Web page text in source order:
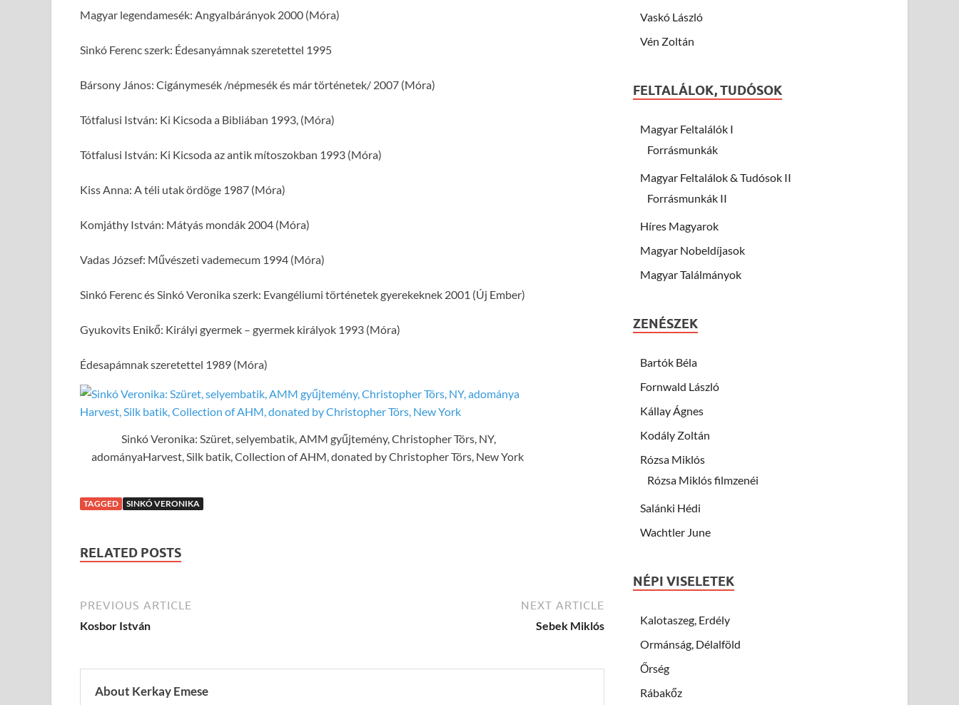
Magyar legendamesék: Angyalbárányok 2000 (Móra)
Sinkó Ferenc szerk: Édesanyámnak szeretettel 1995
Bársony János: Cigánymesék /népmesék és már történetek/ 2007 (Móra)
Tótfalusi István: Ki Kicsoda a Bibliában 1993, (Móra)
Tótfalusi István: Ki Kicsoda az antik mítoszokban 1993 (Móra)
Kiss Anna: A téli utak ördöge 1987 (Móra)
Komjáthy István: Mátyás mondák 2004 (Móra)
Vadas József: Művészeti vademecum 1994 (Móra)
Sinkó Ferenc és Sinkó Veronika szerk: Evangéliumi történetek gyerekeknek 2001 (Új Ember)
Gyukovits Enikő: Királyi gyermek – gyermek királyok 1993 (Móra)
Édesapámnak szeretettel 1989 (Móra)
Sinkó Veronika: Szüret, selyembatik, AMM gyűjtemény, Christopher Törs, NY,
adományaHarvest, Silk batik, Collection of AHM, donated by Christopher Törs, New York
TAGGED SINKÓ VERONIKA
RELATED POSTS
PREVIOUS ARTICLE
Kosbor István
NEXT ARTICLE
Sebek Miklós
About Kerkay Emese
Vaskó László
Vén Zoltán
FELTALÁLOK, TUDÓSOK
Magyar Feltalálók I
Forrásmunkák
Magyar Feltalálok & Tudósok II
Forrásmunkák II
Híres Magyarok
Magyar Nobeldíjasok
Magyar Találmányok
ZENÉSZEK
Bartók Béla
Fornwald László
Kállay Ágnes
Kodály Zoltán
Rózsa Miklós
Rózsa Miklós filmzenéi
Salánki Hédi
Wachtler June
NÉPI VISELETEK
Kalotaszeg, Erdély
Ormánság, Délalföld
Őrség
Rábakőz